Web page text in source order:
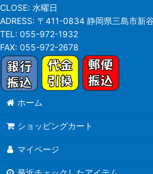
CLOSE: 水曜日
ADRESS: 〒411-0834 静岡県三島市新
TEL: 055-972-1932
FAX: 055-972-2678
ホーム
ショッピングカート
マイページ